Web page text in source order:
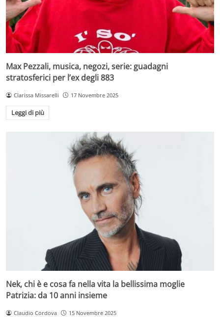
Max Pezzali, musica, negozi, serie: guadagni
stratosferici per l’ex degli 883
Clarissa Missarelli 17 Novembre 2025
Leggi di più
Nek, chi è e cosa fa nella vita la bellissima moglie
Patrizia: da 10 anni insieme
Claudio Cordova 15 Novembre 2025